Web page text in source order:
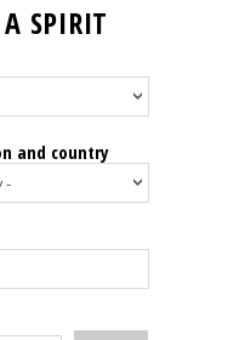
SPIRIT
and country